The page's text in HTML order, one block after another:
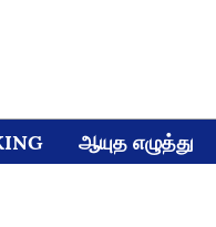
ஆயுத எழுத்து